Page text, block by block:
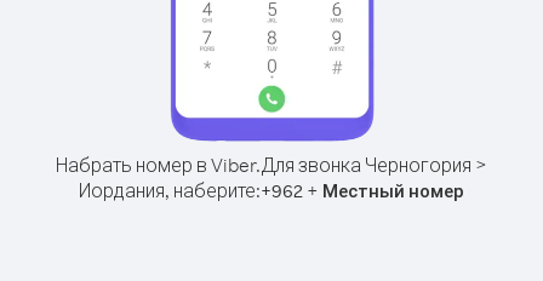
Набрать номер в Viber.Для звонка Черногория >
Иордания, наберите:+962 + Местный номер